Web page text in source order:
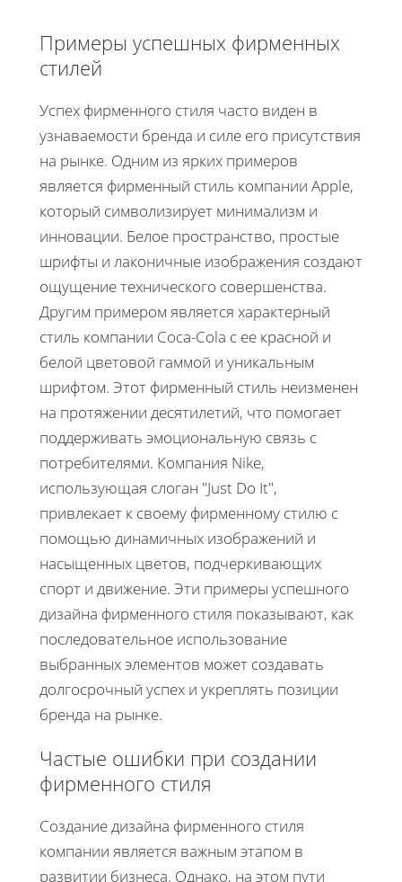
Примеры успешных фирменных
стилей
Успех фирменного стиля часто виден в
узнаваемости бренда и силе его присутствия
на рынке. Одним из ярких примеров
является фирменный стиль компании Apple,
который символизирует минимализм и
инновации. Белое пространство, простые
шрифты и лаконичные изображения создают
ощущение технического совершенства.
Другим примером является характерный
стиль компании Coca-Cola с ее красной и
белой цветовой гаммой и уникальным
шрифтом. Этот фирменный стиль неизменен
на протяжении десятилетий, что помогает
поддерживать эмоциональную связь с
потребителями. Компания Nike,
использующая слоган "Just Do It",
привлекает к своему фирменному стилю с
помощью динамичных изображений и
насыщенных цветов, подчеркивающих
спорт и движение. Эти примеры успешного
дизайна фирменного стиля показывают, как
последовательное использование
выбранных элементов может создавать
долгосрочный успех и укреплять позиции
бренда на рынке.
Частые ошибки при создании
фирменного стиля
Создание дизайна фирменного стиля
компании является важным этапом в
развитии бизнеса. Однако, на этом пути